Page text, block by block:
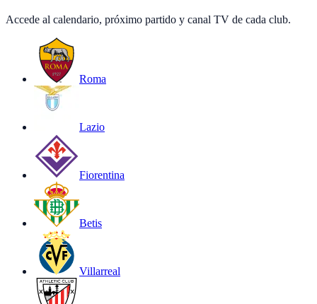
Accede al calendario, próximo partido y canal TV de cada club.
Roma
Lazio
Fiorentina
Betis
Villarreal